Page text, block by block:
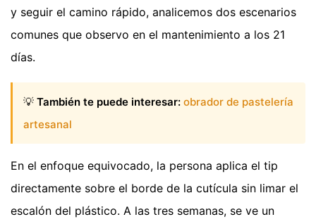
y seguir el camino rápido, analicemos dos escenarios
comunes que observo en el mantenimiento a los 21
días.
💡 También te puede interesar: obrador de pastelería
artesanal
En el enfoque equivocado, la persona aplica el tip
directamente sobre el borde de la cutícula sin limar el
escalón del plástico. A las tres semanas, se ve un